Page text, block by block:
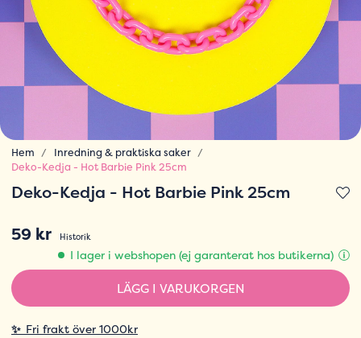
Hem
Inredning & praktiska saker
Deko-Kedja - Hot Barbie Pink 25cm
Deko-Kedja - Hot Barbie Pink 25cm
59 kr
Historik
I lager i webshopen (ej garanterat hos butikerna)
LÄGG I VARUKORGEN
✨ Fri frakt över 1000kr